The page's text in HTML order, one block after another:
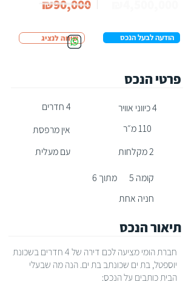
₪90,000
הודעה לבעל הנכס שיחה לנציג
פרטי הנכס
4 כיווני אוויר
4 חדרים
110 מ״ר
אין מרפסת
2 מקלחות
עם מעלית
קומה 5
מתוך 6
חניה אחת
תיאור הנכס
חברת הומי מציעה לכם דירה של 4 חדרים בשכונת
יוספטל, בת ים שכונתב בת ים. הנה מה שבעלי
הבית כותבים על הנכס: